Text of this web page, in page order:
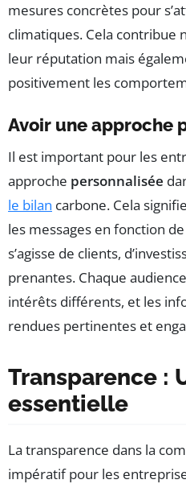
mesures concrètes pour
climatiques. Cela contribue
leur réputation mais
positivement les
Avoir une approche
Il est important pour les
approche personnalisée
le bilan carbone. Cela
les messages en fonction
s’agisse de clients,
prenantes. Chaque
intérêts différents, et les
rendues pertinentes et
Transparence :
essentielle
La transparence dans la
impératif pour les